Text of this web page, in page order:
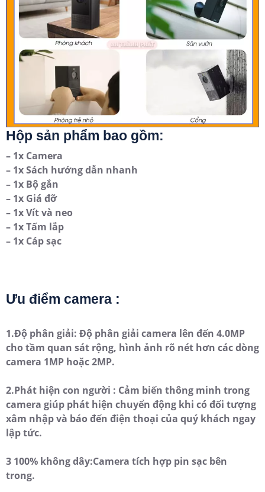
Hộp sản phẩm bao gồm:
– 1x Camera
– 1x Sách hướng dẫn nhanh
– 1x Bộ gắn
– 1x Giá đỡ
– 1x Vít và neo
– 1x Tấm lắp
– 1x Cáp sạc
Ưu điểm camera :
1.Độ phân giải: Độ phân giải camera lên đến 4.0MP
cho tầm quan sát rộng, hình ảnh rõ nét hơn các dòng
camera 1MP hoặc 2MP.
2.Phát hiện con người : Cảm biến thông minh trong
camera giúp phát hiện chuyển động khi có đối tượng
xâm nhập và báo đến điện thoại của quý khách ngay
lập tức.
3 100% không dây:Camera tích hợp pin sạc bên
trong.